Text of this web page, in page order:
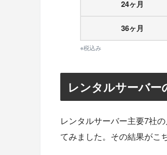
24ヶ月
36ヶ月
※税込み
レンタルサーバー
レンタルサーバー主要7社
てみました。その結果がこ